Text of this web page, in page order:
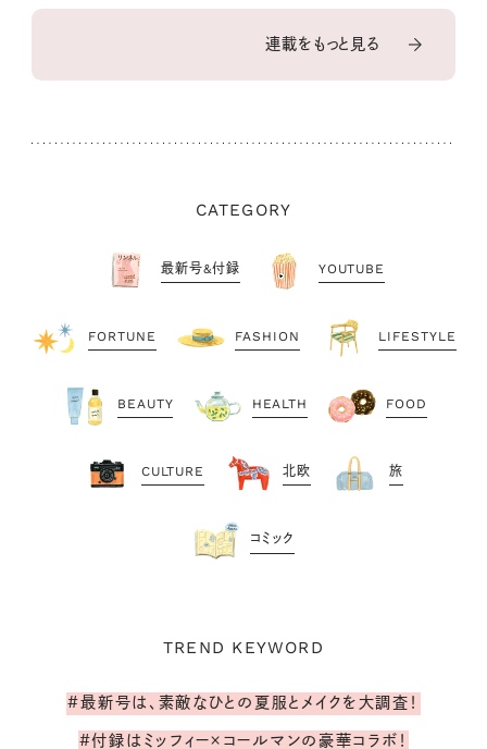
連載をもっと見る
CATEGORY
最新号&付録 YOUTUBE
FORTUNE FASHION LIFESTYLE
BEAUTY HEALTH FOOD
CULTURE 北欧 旅
コミック
TREND KEYWORD
#最新号は、素敵なひとの夏服とメイクを大調査！
#付録はミッフィー×コールマンの豪華コラボ！